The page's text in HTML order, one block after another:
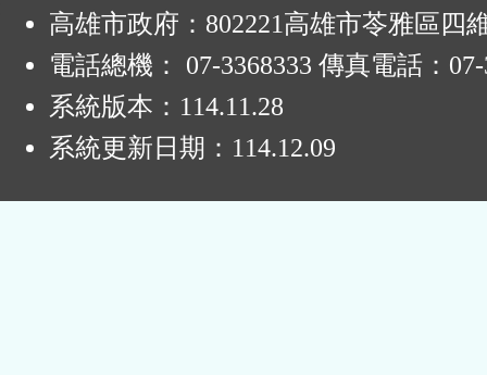
區高雄市政府：802221高雄市苓雅區四
電話總機： 07-3368333 傳真電話：07-
系統版本： 114.11.28
系統更新日期： 114.12.09